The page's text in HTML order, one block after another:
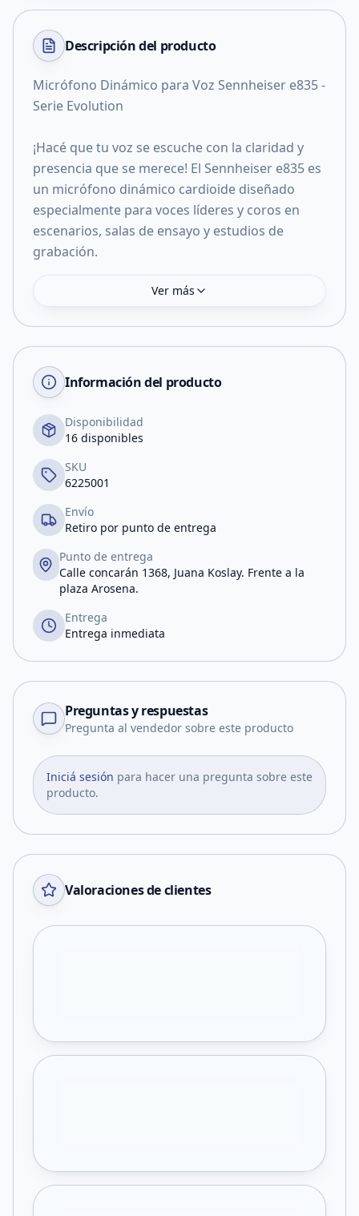
Descripción del producto
Micrófono Dinámico para Voz Sennheiser e835 -
Serie Evolution
¡Hacé que tu voz se escuche con la claridad y
presencia que se merece! El Sennheiser e835 es
un micrófono dinámico cardioide diseñado
especialmente para voces líderes y coros en
escenarios, salas de ensayo y estudios de
grabación.
Ver más
Información del producto
Disponibilidad
16 disponibles
SKU
6225001
Envío
Retiro por punto de entrega
Punto de entrega
Calle concarán 1368, Juana Koslay. Frente a la
plaza Arosena.
Entrega
Entrega inmediata
Preguntas y respuestas
Pregunta al vendedor sobre este producto
Iniciá sesión para hacer una pregunta sobre este
producto.
Valoraciones de clientes